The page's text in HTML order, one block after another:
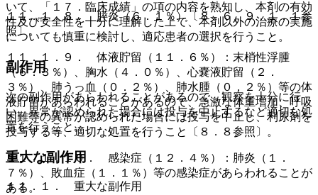
１１．１．８． 膵炎（６．１％）〔８．６、９．１．１参
照〕。
１１．１．９． 体液貯留（１１．６％）：末梢性浮腫
（６．３％）、胸水（４．０％）、心嚢液貯留（２．
３％）、肺うっ血（０．２％）、肺水腫（０．２％）等の体
液貯留があらわれることがあるので、急激な体重増加、呼吸
困難等の異常が認められた場合には投与を中止し、利尿剤を
投与する等、適切な処置を行うこと〔８．８参照〕。
１１．１．１０． 感染症（１２．４％）：肺炎（１．
７％）、敗血症（１．１％）等の感染症があらわれることが
ある。
いて、「１７．臨床成績」の項の内容を熟知し、本剤の有効
性及び安全性を十分に理解した上で、本剤以外の治療の実施
についても慎重に検討し、適応患者の選択を行うこと。
副作用
次の副作用があらわれることがあるので、観察を十分に行
い、異常が認められた場合には投与を中止するなど適切な処
置を行うこと。
重大な副作用
１１．１． 重大な副作用